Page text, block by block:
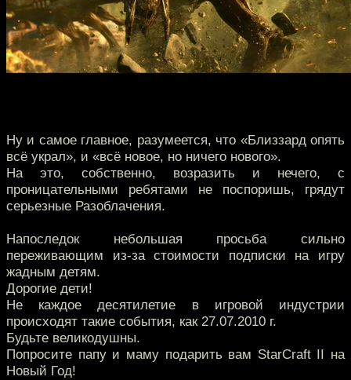
Ну и самое главное, разумеется, что «Близзард опять
всё украл», и «всё новое, но ничего нового».
На это, собственно, возразить и нечего, с
проницательными ребятами не поспоришь, грядут
серьезные Разоблачения.
Напоследок небольшая просьба сильно
переживающим из-за стоимости подписки на игру
жадным детям.
Дорогие дети!
Не каждое десятилетие в игровой индустрии
происходят такие события, как 27.07.2010 г.
Будьте великодушны.
Попросите папу и маму подарить вам StarCraft II на
Новый Год!